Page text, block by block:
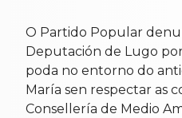
O Partido Popular
Deputación de Lugo
poda no entorno do
María sen respectar as
Consellería de Medio